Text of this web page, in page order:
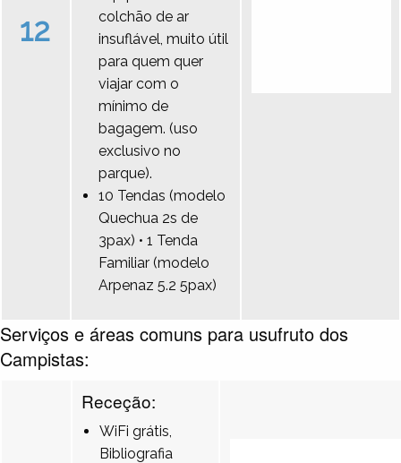
12
colchão de ar
insuflável, muito útil
para quem quer
viajar com o
mínimo de
bagagem. (uso
exclusivo no
parque).
10 Tendas (modelo
Quechua 2s de
3pax) • 1 Tenda
Familiar (modelo
Arpenaz 5.2 5pax)
Serviços e áreas comuns para usufruto dos
Campistas:
Receção:
WiFi grátis,
Bibliografia